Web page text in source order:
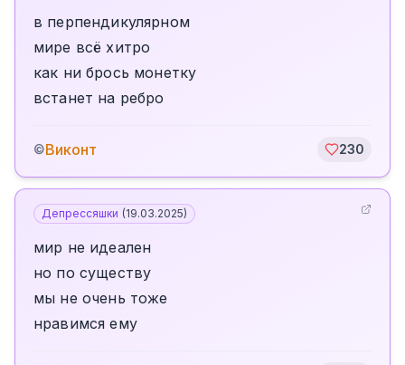
в перпендикулярном
мире всё хитро
как ни брось монетку
встанет на ребро
©Виконт 230
Депрессяшки (19.03.2025)
мир не идеален
но по существу
мы не очень тоже
нравимся ему